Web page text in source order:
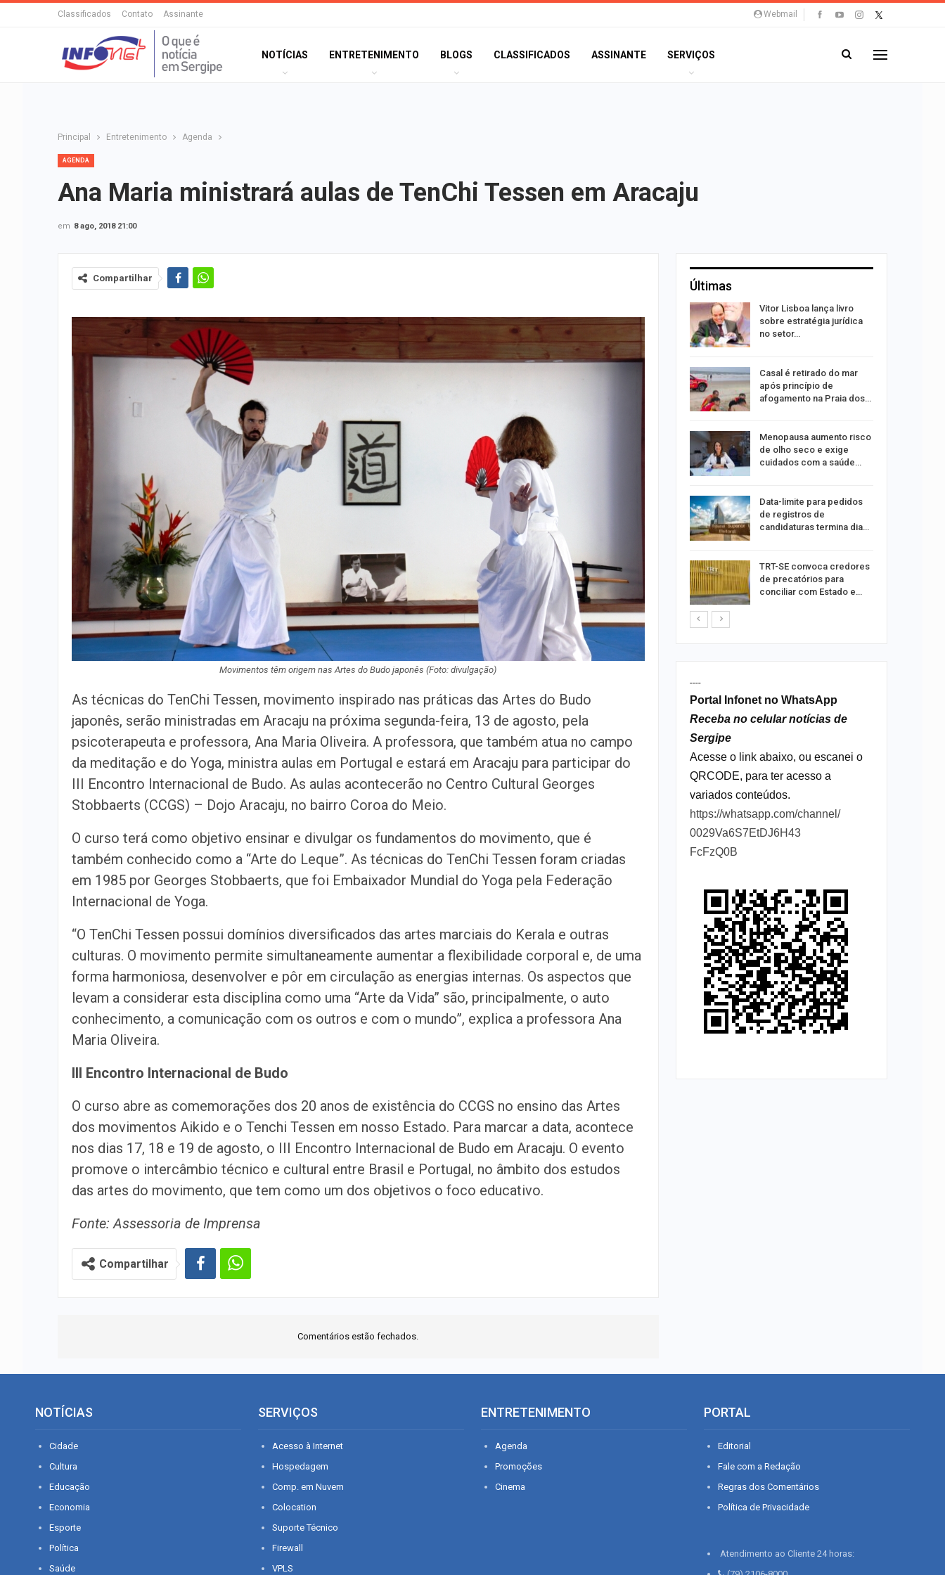
Webmail
Classificados Contato Assinante
NOTÍCIAS ENTRETENIMENTO BLOGS CLASSIFICADOS ASSINANTE SERVIÇOS
Principal Entretenimento Agenda
AGENDA
Ana Maria ministrará aulas de TenChi Tessen em Aracaju
em 8 ago, 2018 21:00
Compartilhar
Movimentos têm origem nas Artes do Budo japonês (Foto: divulgação)
As técnicas do TenChi Tessen, movimento inspirado nas práticas das Artes do Budo
japonês, serão ministradas em Aracaju na próxima segunda-feira, 13 de agosto, pela
psicoterapeuta e professora, Ana Maria Oliveira. A professora, que também atua no campo
da meditação e do Yoga, ministra aulas em Portugal e estará em Aracaju para participar do
III Encontro Internacional de Budo. As aulas acontecerão no Centro Cultural Georges
Stobbaerts (CCGS) – Dojo Aracaju, no bairro Coroa do Meio.
O curso terá como objetivo ensinar e divulgar os fundamentos do movimento, que é
também conhecido como a “Arte do Leque”. As técnicas do TenChi Tessen foram criadas
em 1985 por Georges Stobbaerts, que foi Embaixador Mundial do Yoga pela Federação
Internacional de Yoga.
“O TenChi Tessen possui domínios diversificados das artes marciais do Kerala e outras
culturas. O movimento permite simultaneamente aumentar a flexibilidade corporal e, de uma
forma harmoniosa, desenvolver e pôr em circulação as energias internas. Os aspectos que
levam a considerar esta disciplina como uma “Arte da Vida” são, principalmente, o auto
conhecimento, a comunicação com os outros e com o mundo”, explica a professora Ana
Maria Oliveira.
III Encontro Internacional de Budo
O curso abre as comemorações dos 20 anos de existência do CCGS no ensino das Artes
dos movimentos Aikido e o Tenchi Tessen em nosso Estado. Para marcar a data, acontece
nos dias 17, 18 e 19 de agosto, o III Encontro Internacional de Budo em Aracaju. O evento
promove o intercâmbio técnico e cultural entre Brasil e Portugal, no âmbito dos estudos
das artes do movimento, que tem como um dos objetivos o foco educativo.
Fonte: Assessoria de Imprensa
Compartilhar
Comentários estão fechados.
Últimas
saiba como assistir aos
fenômenos
Suspeito de matar
companheira a facadas
em Gararu é preso
Vitor Lisboa lança livro
sobre estratégia jurídica
no setor…
Casal é retirado do mar
após princípio de
afogamento na Praia dos…
Menopausa aumento risco
de olho seco e exige
cuidados com a saúde…
Data-limite para pedidos
de registros de
candidaturas termina dia…
TRT-SE convoca credores
de precatórios para
conciliar com Estado e…
----
Portal Infonet no WhatsApp
Receba no celular notícias de
Sergipe
Acesse o link abaixo, ou escanei o
QRCODE, para ter acesso a
variados conteúdos.
https://whatsapp.com/channel/
0029Va6S7EtDJ6H43
FcFzQ0B
NOTÍCIAS
Cidade
Cultura
Educação
Economia
Esporte
Política
Saúde
SERVIÇOS
Acesso à Internet
Hospedagem
Comp. em Nuvem
Colocation
Suporte Técnico
Firewall
VPLS
ENTRETENIMENTO
Agenda
Promoções
Cinema
PORTAL
Editorial
Fale com a Redação
Regras dos Comentários
Política de Privacidade
Atendimento ao Cliente 24 horas: